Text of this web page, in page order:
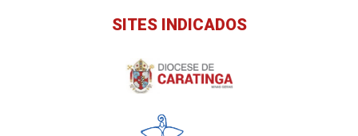
SITES INDICADOS